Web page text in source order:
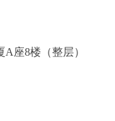
座8楼（整层）